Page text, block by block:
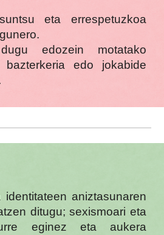
eta errespetuzkoa
edozein motatako
bazterkeria edo jokabide
identitateen aniztasunaren
ditugu; sexismoari eta
eginez eta aukera